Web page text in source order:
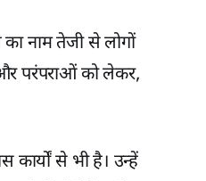
का नाम तेजी से लोगों
परंपराओं को लेकर,
कार्यों से भी है। उन्हें